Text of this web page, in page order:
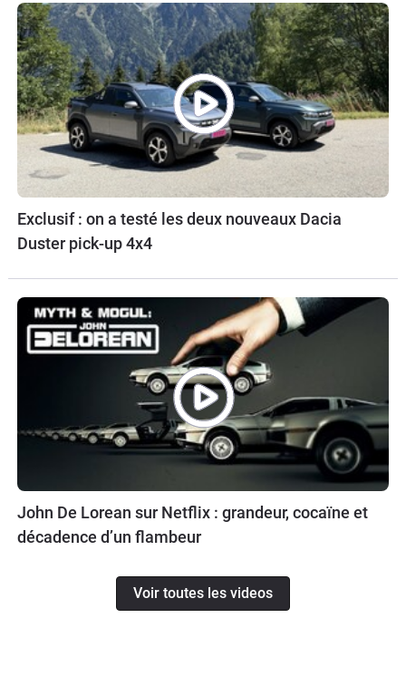
Exclusif : on a testé les deux nouveaux Dacia
Duster pick-up 4x4
John De Lorean sur Netflix : grandeur, cocaïne et
décadence d’un flambeur
Voir toutes les videos